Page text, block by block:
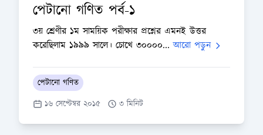
পেটানো গণিত পর্ব-১
৩য় শ্রেণীর ১ম সাময়িক পরীক্ষার প্রশ্নের এমনই উত্তর
করেছিলাম ১৯৯৯ সালে। চোখে ৩০০০০...আরো পড়ুন
পেটানো গণিত
১৬ সেপ্টেম্বর ২০১৫
৩ মিনিট